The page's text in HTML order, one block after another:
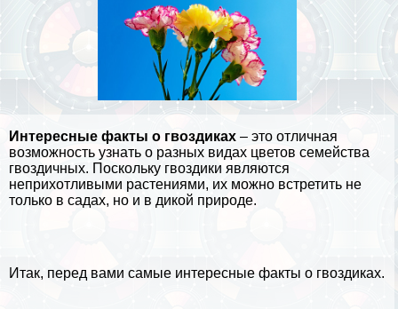
Интересные факты о гвоздиках – это отличная
возможность узнать о разных видах цветов семейства
гвоздичных. Поскольку гвоздики являются
неприхотливыми растениями, их можно встретить не
только в садах, но и в дикой природе.
Итак, перед вами самые интересные факты о гвоздиках.